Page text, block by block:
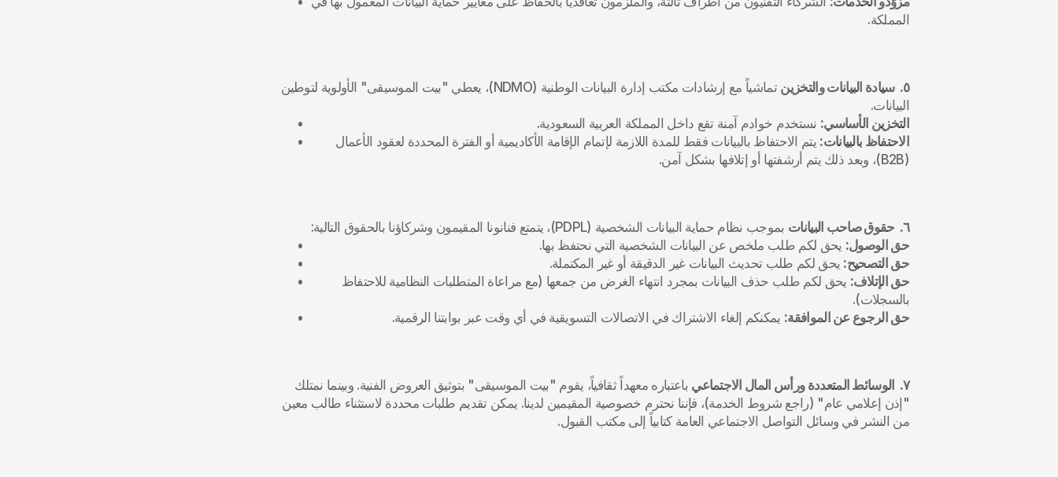
المملكة.
٥.  سيادة البيانات والتخزين
البيانات.
التخزين الأساسي: نستخدم خوادم آمنة تقع داخل المملكة العربية السعودية.
الاحتفاظ بالبيانات:
(B2B)، وبعد ذلك يتم أرشفتها أو إتلافها بشكل آمن.
٦.  حقوق صاحب البيانات
بموجب نظام حماية البيانات الشخصية (PDPL)، يتمتع فنانونا المقيمون وشركاؤنا بالحقوق التالية:
حق الوصول: يحق لكم طلب ملخص عن البيانات الشخصية التي نحتفظ بها.
حق التصحيح: يحق لكم طلب تحديث البيانات غير الدقيقة أو غير المكتملة.
حق الإتلاف:
بالسجلات).
حق الرجوع عن الموافقة: يمكنكم إلغاء الاشتراك في الاتصالات التسويقية في أي وقت عبر بوابتنا الرقمية.
٧.  الوسائط المتعددة ورأس المال الاجتماعي
من النشر في وسائل التواصل الاجتماعي العامة كتابياً إلى مكتب القبول.